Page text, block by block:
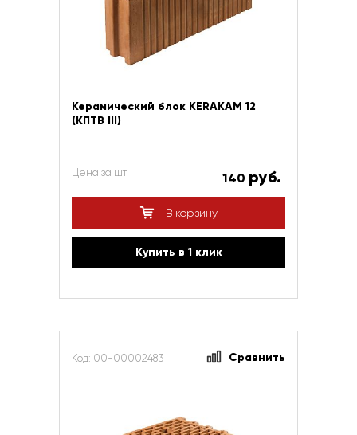
Керамический блок KERAKAM 12
(КПТВ III)
Цена за шт 140 руб.
В корзину
Купить в 1 клик
Код: 00-00002483 Сравнить